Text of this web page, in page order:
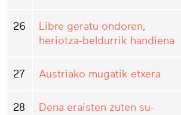
26
Libre geratu ondoren,
heriotza-beldurrik handiena
27 Austriako mugatik etxera
28
Dena eraisten zuten su-